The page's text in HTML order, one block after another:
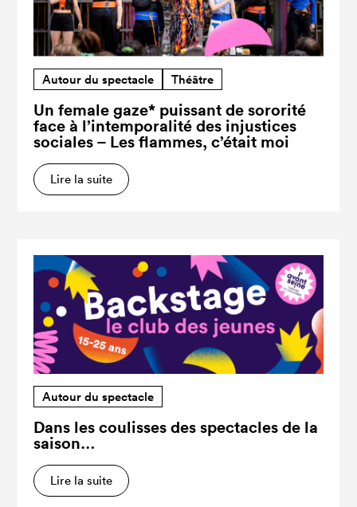
Autour du spectacle Théâtre
Un female gaze* puissant de sororité
face à l’intemporalité des injustices
sociales – Les flammes, c’était moi
Lire la suite
Autour du spectacle
Dans les coulisses des spectacles de la
saison…
Lire la suite